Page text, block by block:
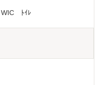
ﾄｲﾚ